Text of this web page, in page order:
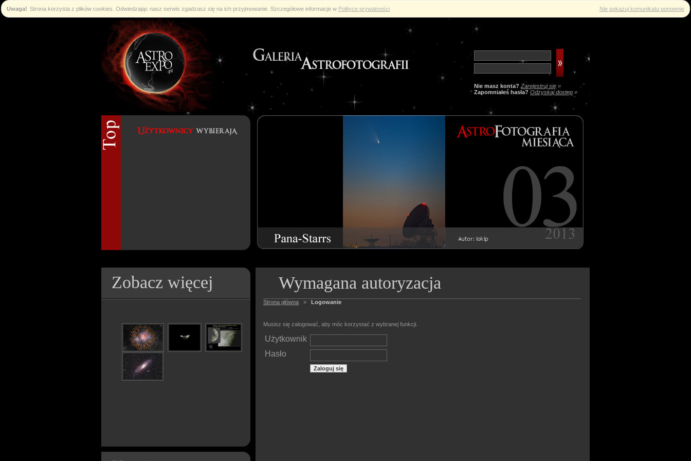
Uwaga! Strona korzysta z plików cookies. Odwiedzając nasz serwis zgadzasz się na ich przyjmowanie. Szczegółowe informacje w Polityce prywatności Nie pokazuj komunikatu ponownie
Nie masz konta? Zarejestruj się »
Zapomniałeś hasła? Odzyskaj dostęp »
Zobacz więcej Wymagana autoryzacja
Strona główna » Logowanie
Musisz się zalogować, aby móc korzystać z wybranej funkcji.
Użytkownik
Hasło